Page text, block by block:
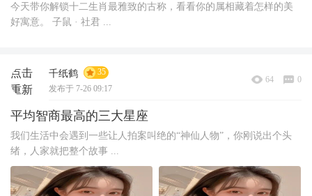
今天带你解锁十二生肖最雅致的古称，看看你的属相藏着怎样的美
好寓意。 子鼠 · 社君 ...
点击
重新
64 0
千纸鹤
35
发布于 7-26 09:17
平均智商最高的三大星座
我们生活中会遇到一些让人拍案叫绝的“神仙人物”，你刚说出个头
绪，人家就把整个故事 ...